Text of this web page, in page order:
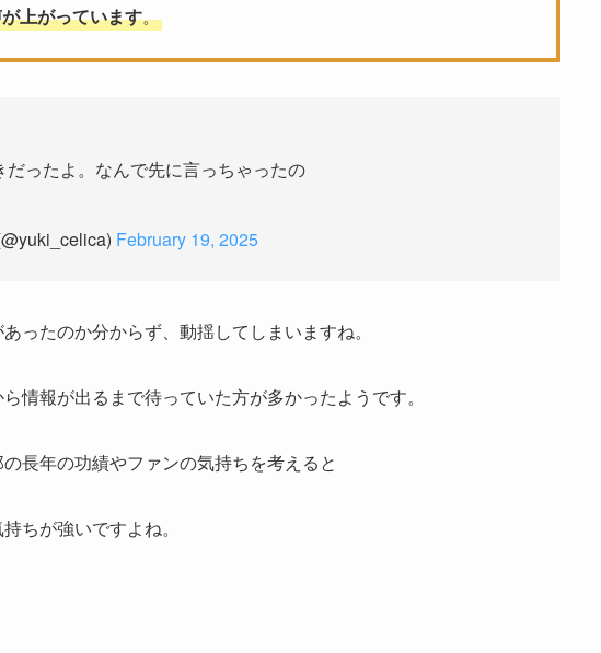
上がっています。
ったよ。なんで先に言っちゃったの
February 19, 2025
ったのか分からず、動揺してしまいますね。
情報が出るまで待っていた方が多かったようです。
長年の功績やファンの気持ちを考えると
ちが強いですよね。